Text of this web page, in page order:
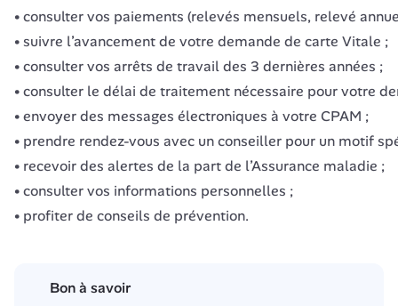
consulter vos paiements (relevés mensuels, relevé
suivre l’avancement de votre demande de carte Vitale ;
consulter vos arrêts de travail des 3 dernières années ;
consulter le délai de traitement nécessaire pour votre
envoyer des messages électroniques à votre CPAM ;
prendre rendez-vous avec un conseiller pour un motif
recevoir des alertes de la part de l’Assurance maladie ;
consulter vos informations personnelles ;
profiter de conseils de prévention.
Bon à savoir